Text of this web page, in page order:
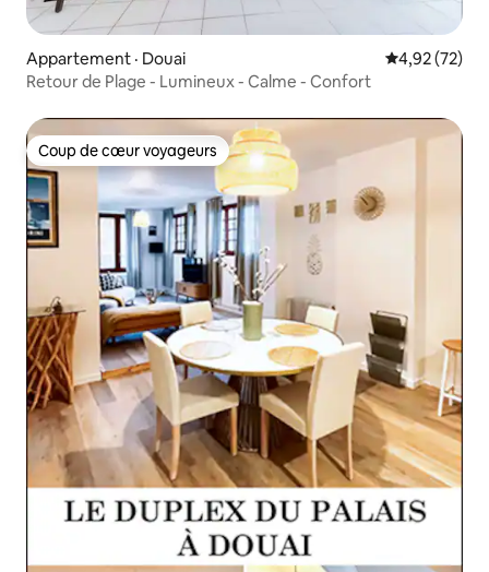
Appartement · Douai Note
4,92 (72)
Retour de Plage - Lumineux - Calme - Confort
Coup de cœur voyageurs
Coup de cœur voyageurs